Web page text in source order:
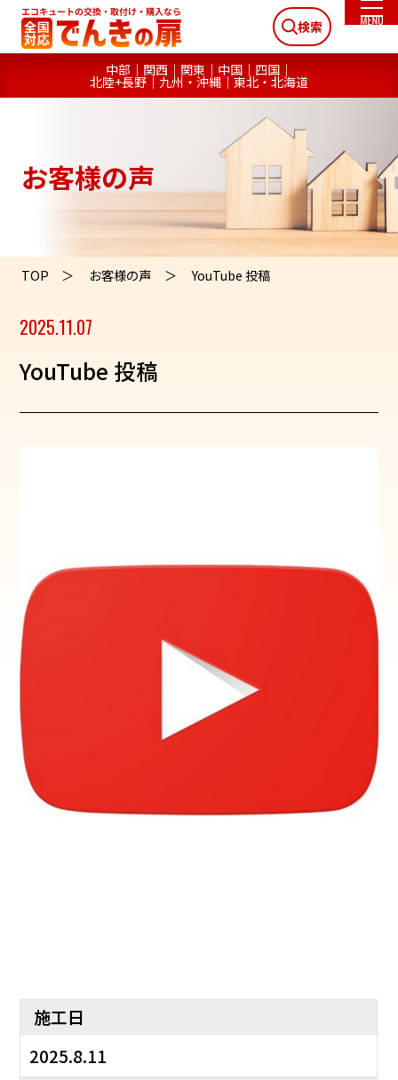
検索
中部 関西 関東 中国 四国
北陸+長野 九州・沖縄 東北・北海道
お客様の声
TOP お客様の声 YouTube 投稿
2025.11.07
YouTube 投稿
施工日
2025.8.11